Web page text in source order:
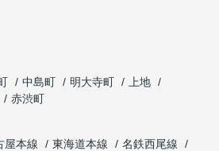
中島町 明大寺町
上地
赤渋町
屋本線 東海道本線
名鉄西尾線